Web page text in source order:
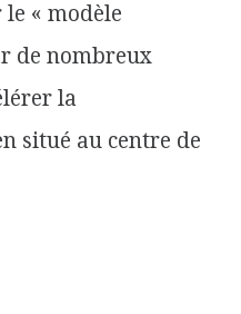
« modèle
de nombreux
la
situé au centre de